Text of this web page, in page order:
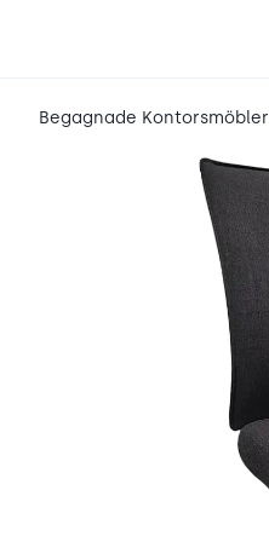
Begagnade Kontorsmöbler